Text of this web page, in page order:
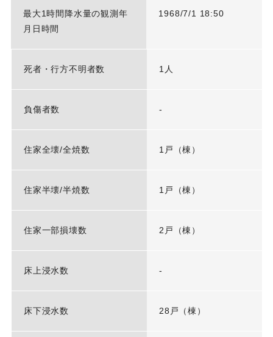
最大1時間降水量の観測年
月日時間
1968/7/1 18:50
死者・行方不明者数 1人
負傷者数 -
住家全壊/全焼数 1戸（棟）
住家半壊/半焼数 1戸（棟）
住家一部損壊数 2戸（棟）
床上浸水数 -
床下浸水数 28戸（棟）